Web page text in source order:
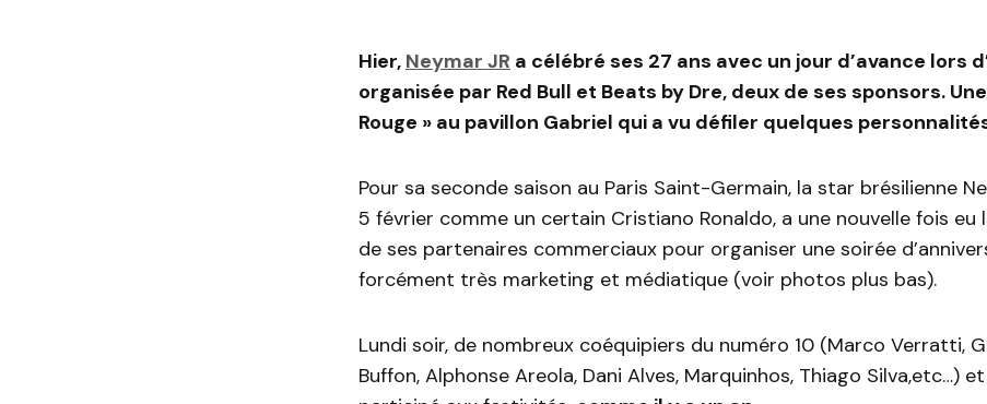
Hier, Neymar JR a célébré ses 27 ans avec un jour d’avance lors
organisée par Red Bull et Beats by Dre, deux de ses sponsors.
Rouge » au pavillon Gabriel qui a vu défiler quelques
Pour sa seconde saison au Paris Saint-Germain, la star brésilienne
5 février comme un certain Cristiano Ronaldo, a une nouvelle fois eu
de ses partenaires commerciaux pour organiser une soirée
forcément très marketing et médiatique (voir photos plus bas).
Lundi soir, de nombreux coéquipiers du numéro 10 (Marco Verratti,
Buffon, Alphonse Areola, Dani Alves, Marquinhos, Thiago Silva,etc…)